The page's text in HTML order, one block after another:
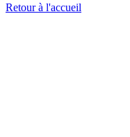
Retour à l'accueil